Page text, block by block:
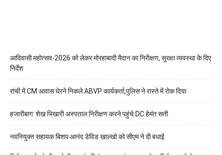
आदिवासी महोत्सव-2026 को लेकर मोरहाबादी मैदान का निरीक्षण, सुरक्षा व्यवस्था के दिए
निर्देश
रांची में CM आवास घेरने निकले ABVP कार्यकर्ता,पुलिस ने रास्ते में रोक दिया
हजारीबाग: शेख भिखारी अस्पताल निरीक्षण करने पहुंचे DC हेमंत सती
नवनियुक्त सहायक बिशप आनंद डेविड खाल्खो को सीएम ने दी बधाई